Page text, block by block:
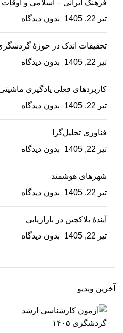
فرهنگ ایرانی – اسلامی و
تیر 22, 1405
بدون دیدگاه
تحقیقات اندک در حوزۀ
تیر 22, 1405
بدون دیدگاه
کاربردهای فعلی یادگیری ماشینی
تیر 22, 1405
بدون دیدگاه
فناوری تحلیل‌گرا
تیر 22, 1405
بدون دیدگاه
شهرهای هوشمند
تیر 22, 1405
بدون دیدگاه
آیندۀ بلاکچین در بازاریابی
تیر 22, 1405
بدون دیدگاه
آخرین ویدیو